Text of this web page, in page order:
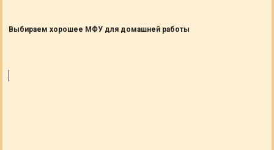
Выбираем хорошее МФУ для домашней работы